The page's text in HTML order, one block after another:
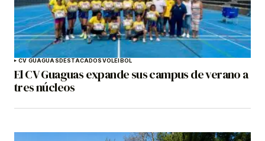
CV GUAGUASDESTACADOSVOLEIBOL
El CV Guaguas expande sus campus de verano a
tres núcleos